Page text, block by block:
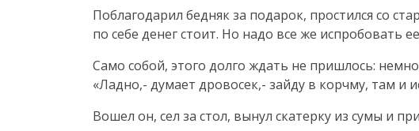
Поблагодарил бедняк за подарок, простился со
по себе денег стоит. Но надо все же испробовать
Само собой, этого долго ждать не пришлось:
«Ладно,- думает дровосек,- зайду в корчму, там и
Вошел он, сел за стол, вынул скатерку из сумы и